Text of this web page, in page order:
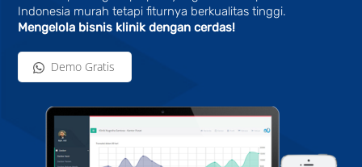
Indonesia murah tetapi fiturnya berkualitas tinggi.
Mengelola bisnis klinik dengan cerdas!
Demo Gratis